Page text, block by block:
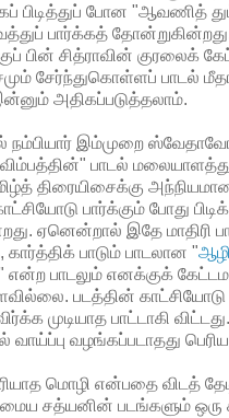
பிடித்துப் போன "ஆவணித்
பார்க்கத்
பின் சித்ராவின் குரலைக்
சேர்ந்துகொள்ளப் பாடல்
அதிகப்படுத்தலாம்.
நம்பியார் இம்முறை
விம்பத்தின்" பாடல்
திரையிசைக்கு
பார்க்கும் போது
ஏனென்றால் இதே மாதிரி
பாடும் பாடலான "
என்ற பாடலும் எனக்குக்
படத்தின் காட்சியோடு
முடியாத பாட்டாகி
வாய்ப்பு வழங்கப்படாதது
மொழி என்பதை விடத்
சத்யனின் படங்களும்